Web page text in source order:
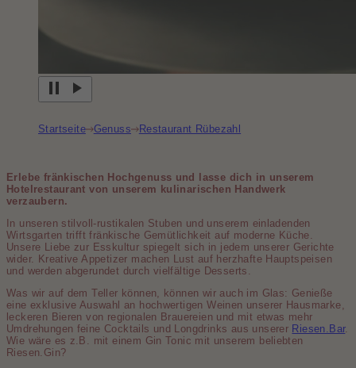
Startseite Genuss Restaurant Rübezahl
Erlebe fränkischen Hochgenuss und lasse dich in unserem
Hotelrestaurant von unserem kulinarischen Handwerk
verzaubern.
In unseren stilvoll-rustikalen Stuben und unserem einladenden
Wirtsgarten trifft fränkische Gemütlichkeit auf moderne Küche.
Unsere Liebe zur Esskultur spiegelt sich in jedem unserer Gerichte
wider. Kreative Appetizer machen Lust auf herzhafte Hauptspeisen
und werden abgerundet durch vielfältige Desserts.
Was wir auf dem Teller können, können wir auch im Glas: Genieße
eine exklusive Auswahl an hochwertigen Weinen unserer Hausmarke,
leckeren Bieren von regionalen Brauereien und mit etwas mehr
Umdrehungen feine Cocktails und Longdrinks aus unserer Riesen.Bar.
Wie wäre es z.B. mit einem Gin Tonic mit unserem beliebten
Riesen.Gin?